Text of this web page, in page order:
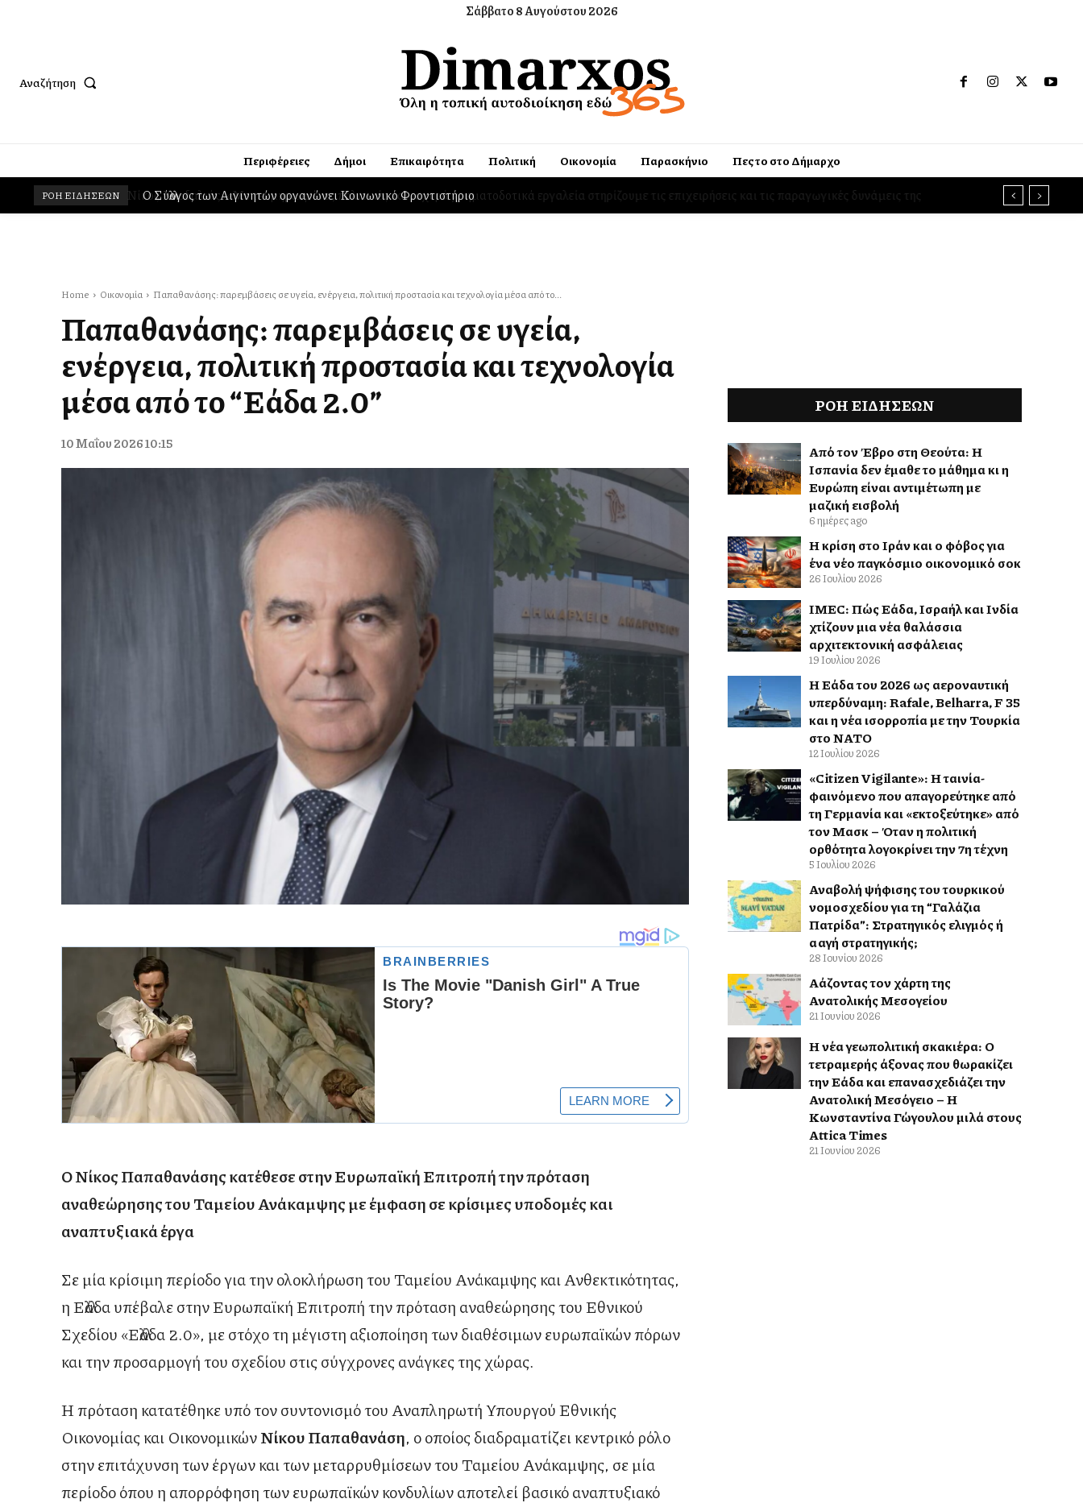
Σάββατο 8 Αυγούστου 2026
Αναζήτηση
Περιφέρειες Δήμοι Επικαιρότητα Πολιτική Οικονομία Παρασκήνιο Πες το στο Δήμαρχο
ΡΟΗ ΕΙΔΗΣΕΩΝ Ο Σύλλογος των Αιγινητών οργανώνει Κοινωνικό Φροντιστήριο
Home Οικονομία Παπαθανάσης: παρεμβάσεις σε υγεία, ενέργεια, πολιτική προστασία και τεχνολογία μέσα από το...
Παπαθανάσης: παρεμβάσεις σε υγεία,
ενέργεια, πολιτική προστασία και τεχνολογία
μέσα από το “Ελλάδα 2.0”
10 Μαΐου 2026 10:15
Ο Νίκος Παπαθανάσης κατέθεσε στην Ευρωπαϊκή Επιτροπή την πρόταση
αναθεώρησης του Ταμείου Ανάκαμψης με έμφαση σε κρίσιμες υποδομές και
αναπτυξιακά έργα
Σε μία κρίσιμη περίοδο για την ολοκλήρωση του Ταμείου Ανάκαμψης και Ανθεκτικότητας,
η Ελλάδα υπέβαλε στην Ευρωπαϊκή Επιτροπή την πρόταση αναθεώρησης του Εθνικού
Σχεδίου «Ελλάδα 2.0», με στόχο τη μέγιστη αξιοποίηση των διαθέσιμων ευρωπαϊκών πόρων
και την προσαρμογή του σχεδίου στις σύγχρονες ανάγκες της χώρας.
Η πρόταση κατατέθηκε υπό τον συντονισμό του Αναπληρωτή Υπουργού Εθνικής
Οικονομίας και ΟικονομικώνΝίκου Παπαθανάση, ο οποίος διαδραματίζει κεντρικό ρόλο
στην επιτάχυνση των έργων και των μεταρρυθμίσεων του Ταμείου Ανάκαμψης, σε μία
περίοδο όπου η απορρόφηση των ευρωπαϊκών κονδυλίων αποτελεί βασικό αναπτυξιακό
ΡΟΗ ΕΙΔΉΣΕΩΝ
Από τον Έβρο στη Θεούτα: Η
Ισπανία δεν έμαθε το μάθημα κι η
Ευρώπη είναι αντιμέτωπη με
μαζική εισβολή
6 ημέρες ago
Η κρίση στο Ιράν και ο φόβος για
ένα νέο παγκόσμιο οικονομικό σοκ
26 Ιουλίου 2026
IMEC: Πώς Ελλάδα, Ισραήλ και Ινδία
χτίζουν μια νέα θαλάσσια
αρχιτεκτονική ασφάλειας
19 Ιουλίου 2026
Η Ελλάδα του 2026 ως αεροναυτική
υπερδύναμη: Rafale, Belharra, F 35
και η νέα ισορροπία με την Τουρκία
στο ΝΑΤΟ
12 Ιουλίου 2026
«Citizen Vigilante»: Η ταινία-
φαινόμενο που απαγορεύτηκε από
τη Γερμανία και «εκτοξεύτηκε» από
τον Μασκ – Όταν η πολιτική
ορθότητα λογοκρίνει την 7η τέχνη
5 Ιουλίου 2026
Αναβολή ψήφισης του τουρκικού
νομοσχεδίου για τη “Γαλάζια
Πατρίδα”: Στρατηγικός ελιγμός ή
αλλαγή στρατηγικής;
28 Ιουνίου 2026
Αλλάζοντας τον χάρτη της
Ανατολικής Μεσογείου
21 Ιουνίου 2026
Η νέα γεωπολιτική σκακιέρα: Ο
τετραμερής άξονας που θωρακίζει
την Ελλάδα και επανασχεδιάζει την
Ανατολική Μεσόγειο – Η
Κωνσταντίνα Γώγουλου μιλά στους
Attica Times
21 Ιουνίου 2026